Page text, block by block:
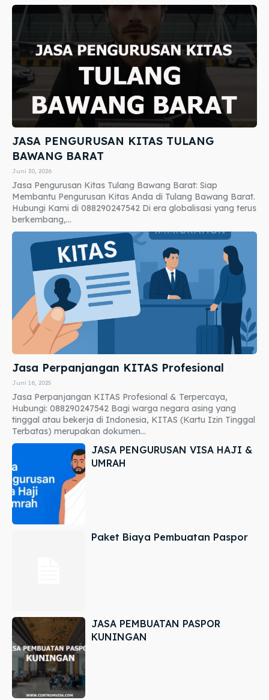
JASA PENGURUSAN KITAS TULANG
BAWANG BARAT
Juni 30, 2026
Jasa Pengurusan Kitas Tulang Bawang Barat: Siap
Membantu Pengurusan Kitas Anda di Tulang Bawang Barat.
Hubungi Kami di 088290247542 Di era globalisasi yang terus
berkembang,...
Jasa Perpanjangan KITAS Profesional
Juni 16, 2025
Jasa Perpanjangan KITAS Profesional & Terpercaya,
Hubungi: 088290247542 Bagi warga negara asing yang
tinggal atau bekerja di Indonesia, KITAS (Kartu Izin Tinggal
Terbatas) merupakan dokumen...
JASA PENGURUSAN VISA HAJI &
UMRAH
Paket Biaya Pembuatan Paspor
JASA PEMBUATAN PASPOR
KUNINGAN